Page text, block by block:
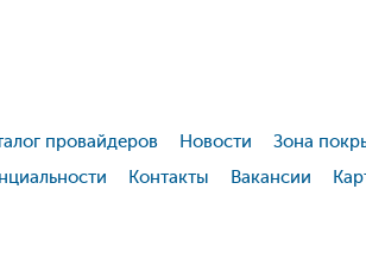
провайдеров Новости
Зона
Контакты Вакансии